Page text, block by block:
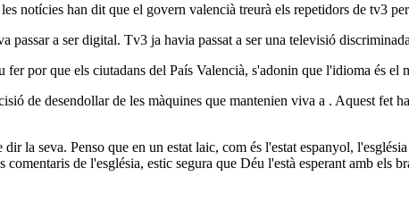
notícies han dit que el govern valencià treurà els repetidors de tv3
passar a ser digital. Tv3 ja havia passat a ser una televisió
por que els ciutadans del País Valencià, s'adonin que l'idioma és el
de desendollar de les màquines que mantenien viva a . Aquest fet
la seva. Penso que en un estat laic, com és l'estat espanyol,
de l'església, estic segura que Déu l'està esperant amb els